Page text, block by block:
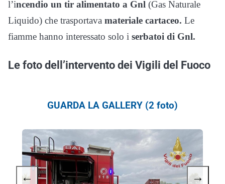
l’incendio un tir alimentato a Gnl (Gas Naturale
Liquido) che trasportava materiale cartaceo. Le
fiamme hanno interessato solo i serbatoi di Gnl.
Le foto dell’intervento dei Vigili del Fuoco
GUARDA LA GALLERY (2 foto)
← →